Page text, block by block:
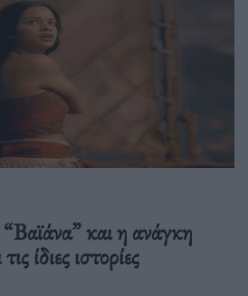
και η ανάγκη
ίδιες ιστορίες